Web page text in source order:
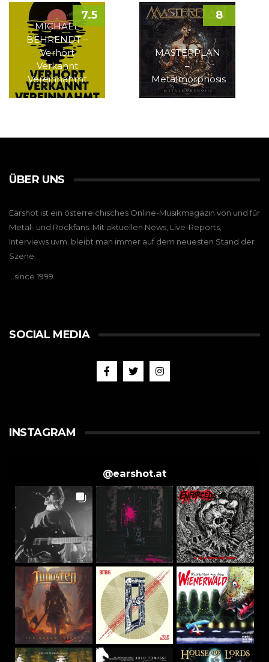
MICHAEL
BEHRENDT –
Verhört
Verkannt
Vereinnahmt
7.5
MASTERPLAN
–
Metalmorphosis
8
ÜBER UNS
Earshot ist ein österreichisches Online-Musikmagazin von und für
Metal- und Rockfans. Mit aktuellen News, Live-Reports,
Interviews uvm. bleibt man immer auf dem neuesten Stand der
Szene.
…since 1999
SOCIAL MEDIA
INSTAGRAM
@earshot.at